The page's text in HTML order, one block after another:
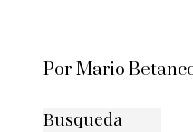
Por Mario
Busqueda